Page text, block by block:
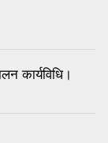
कार्यविधि।